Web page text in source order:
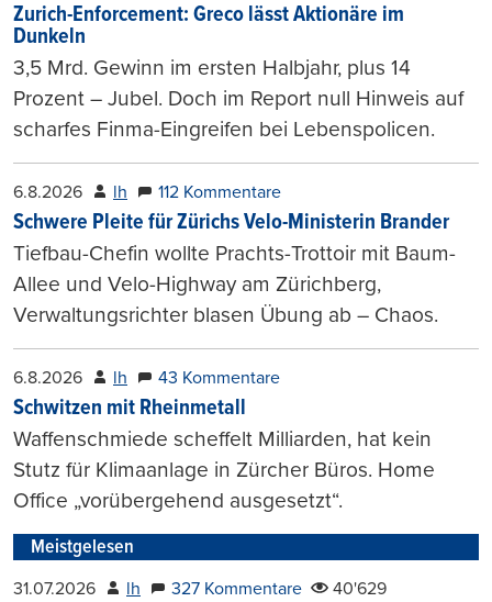
Zurich-Enforcement: Greco lässt Aktionäre im
Dunkeln
3,5 Mrd. Gewinn im ersten Halbjahr, plus 14
Prozent – Jubel. Doch im Report null Hinweis auf
scharfes Finma-Eingreifen bei Lebenspolicen.
6.8.2026 lh 112 Kommentare
Schwere Pleite für Zürichs Velo-Ministerin Brander
Tiefbau-Chefin wollte Prachts-Trottoir mit Baum-
Allee und Velo-Highway am Zürichberg,
Verwaltungsrichter blasen Übung ab – Chaos.
6.8.2026 lh 43 Kommentare
Schwitzen mit Rheinmetall
Waffenschmiede scheffelt Milliarden, hat kein
Stutz für Klimaanlage in Zürcher Büros. Home
Office „vorübergehend ausgesetzt“.
Meistgelesen
31.07.2026 lh 327 Kommentare 40'629